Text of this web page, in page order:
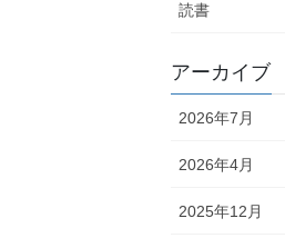
読書
アーカイブ
2026年7月
2026年4月
2025年12月